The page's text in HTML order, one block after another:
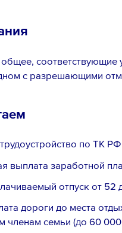
соответствующие
с разрешающими
по ТК
выплата заработной
отпуск от 52
дороги до места
семьи (до 60 000